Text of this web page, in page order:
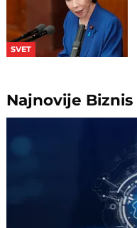
SVET
Najnovije Biznis